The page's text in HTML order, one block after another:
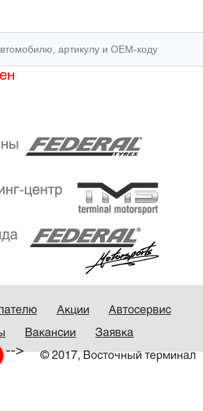
Акции Автосервис
Вакансии Заявка
© 2017, Восточный терминал
-->